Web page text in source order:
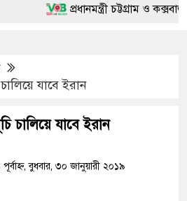
প্রধানমন্ত্রী চট্টগ্রাম ও
দাঁড়াবে : ডা. জুবাইদা রহমান
ফ্যাসিবাদবিরোধী আন্দোলনে
চালিয়ে যাবে ইরান
চালিয়ে যাবে ইরান
বুধবার, ৩০ জানুয়ারী ২০১৯